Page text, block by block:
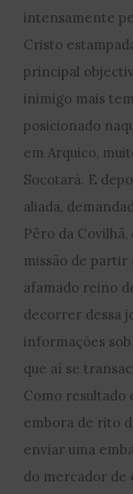
intensamente
Cristo
principal
inimigo mais
posicionado
em Arquico,
Socotará. E
aliada,
Pêro da
missão de
afamado reino
decorrer dessa
informações
que aí se
Como resultado
embora de rito
enviar uma
do mercador de